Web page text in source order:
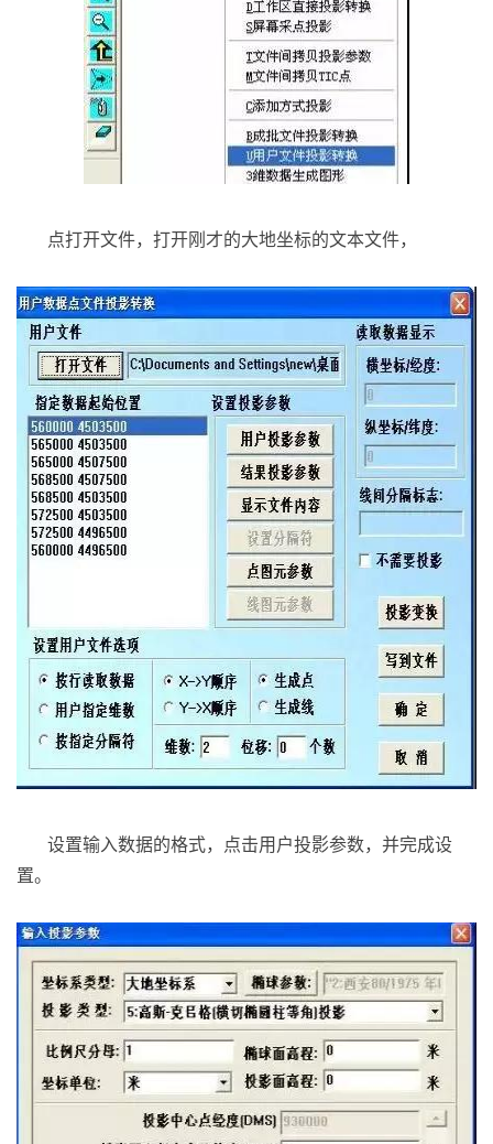
点打开文件，打开刚才的大地坐标的文本文件，
设置输入数据的格式，点击用户投影参数，并完成设
置。